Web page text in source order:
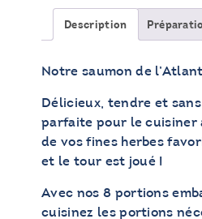
saumon
Description
Notre saumon de
Délicieux, tendre et
parfaite pour le cuisiner
de vos fines herbes
et le tour est joué !
Avec nos 8 portions
cuisinez les portions